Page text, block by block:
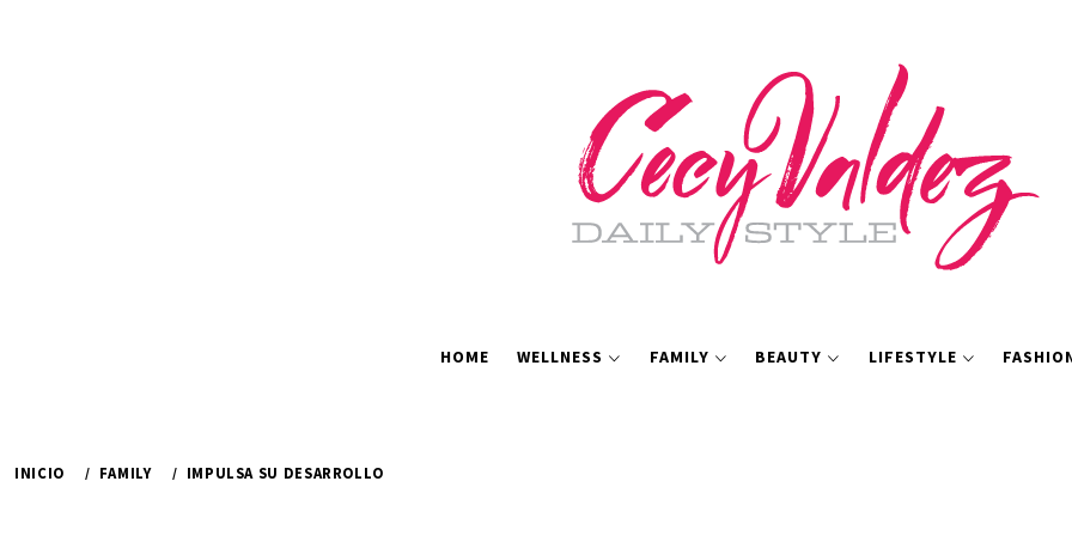
HOME WELLNESS FAMILY BEAUTY LIFESTYLE
INICIO FAMILY IMPULSA SU DESARROLLO